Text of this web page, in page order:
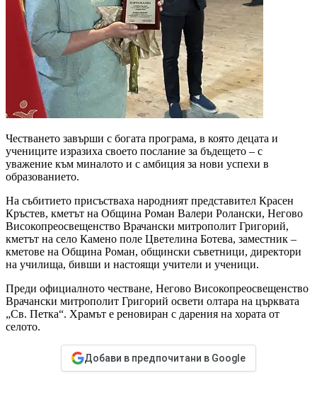
Честването завърши с богата програма, в която децата и
учениците изразиха своето послание за бъдещето – с
уважение към миналото и с амбиция за нови успехи в
образованието.
На събитието присъстваха народният представител Красен
Кръстев, кметът на Община Роман Валери Ролански, Негово
Високопреосвещенство Врачански митрополит Григорий,
кметът на село Камено поле Цветелина Ботева, заместник –
кметове на Община Роман, общински съветници, директори
на училища, бивши и настоящи учители и ученици.
Преди официалното честване, Негово Високопреосвещенство
Врачански митрополит Григорий освети олтара на църквата
„Св. Петка“. Храмът е реновиран с дарения на хората от
селото.
Добави в предпочитани в Google